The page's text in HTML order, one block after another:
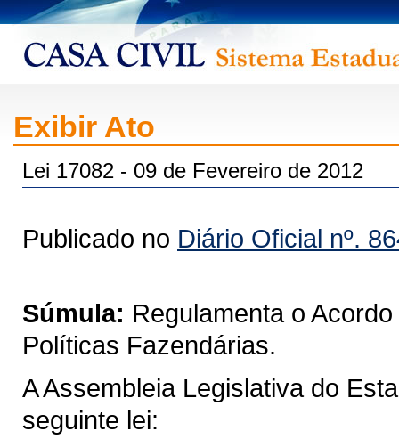
Exibir Ato
Lei 17082 - 09 de Fevereiro de 2012
Publicado no Diário Oficial nº.
Súmula: Regulamenta o
Políticas Fazendárias.
A Assembleia Legislativa do
seguinte lei: